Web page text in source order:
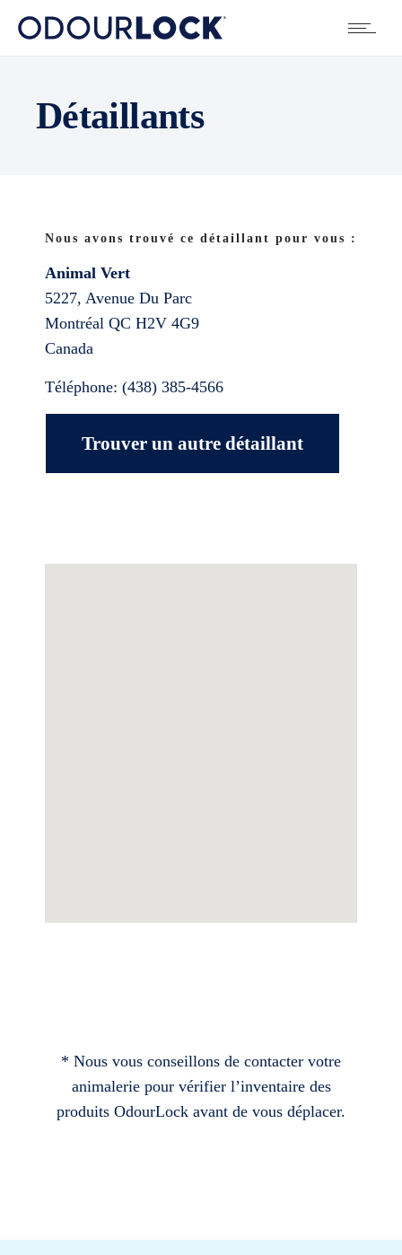
Détaillants
Nous avons trouvé ce détaillant pour vous :
Animal Vert
5227, Avenue Du Parc
Montréal QC H2V 4G9
Canada
Téléphone: (438) 385-4566
Trouver un autre détaillant
* Nous vous conseillons de contacter votre
animalerie pour vérifier l’inventaire des
produits OdourLock avant de vous déplacer.